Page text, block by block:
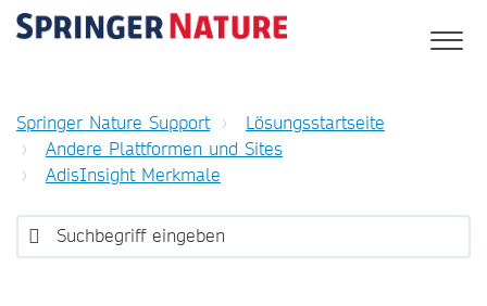
Springer Nature Support
Lösungsstartseite
Andere Plattformen und Sites
AdisInsight Merkmale